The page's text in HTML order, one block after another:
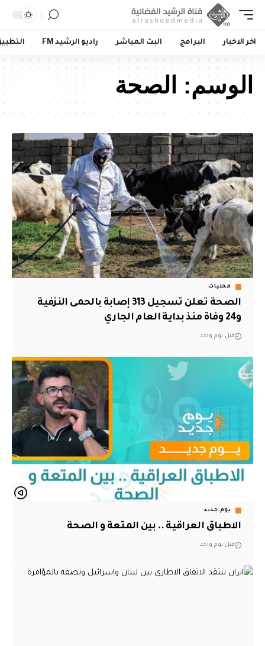
اخر الاخبار البرامج البث المباشر راديو الرشيد FM
الوسم: الصحة
محليات
الصحة تعلن تسجيل 313 إصابة بالحمى النزفية
و24 وفاة منذ بداية العام الجاري
قبل يوم واحد
يوم جديد
الاطباق العراقية .. بين المتعة و الصحة
قبل يوم واحد